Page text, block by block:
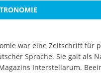
war eine Zeitschrift für
Sprache. Sie galt als
Interstellarum.